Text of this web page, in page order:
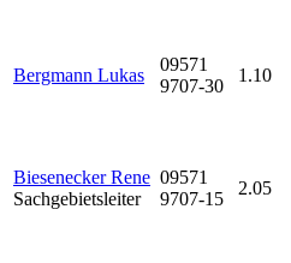
Bergmann Lukas
09571
9707-30
1.10
Biesenecker Rene
Sachgebietsleiter
09571
9707-15
2.05